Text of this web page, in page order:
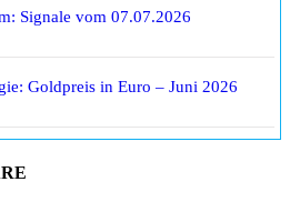
Signale vom 07.07.2026
Goldpreis in Euro – Juni 2026